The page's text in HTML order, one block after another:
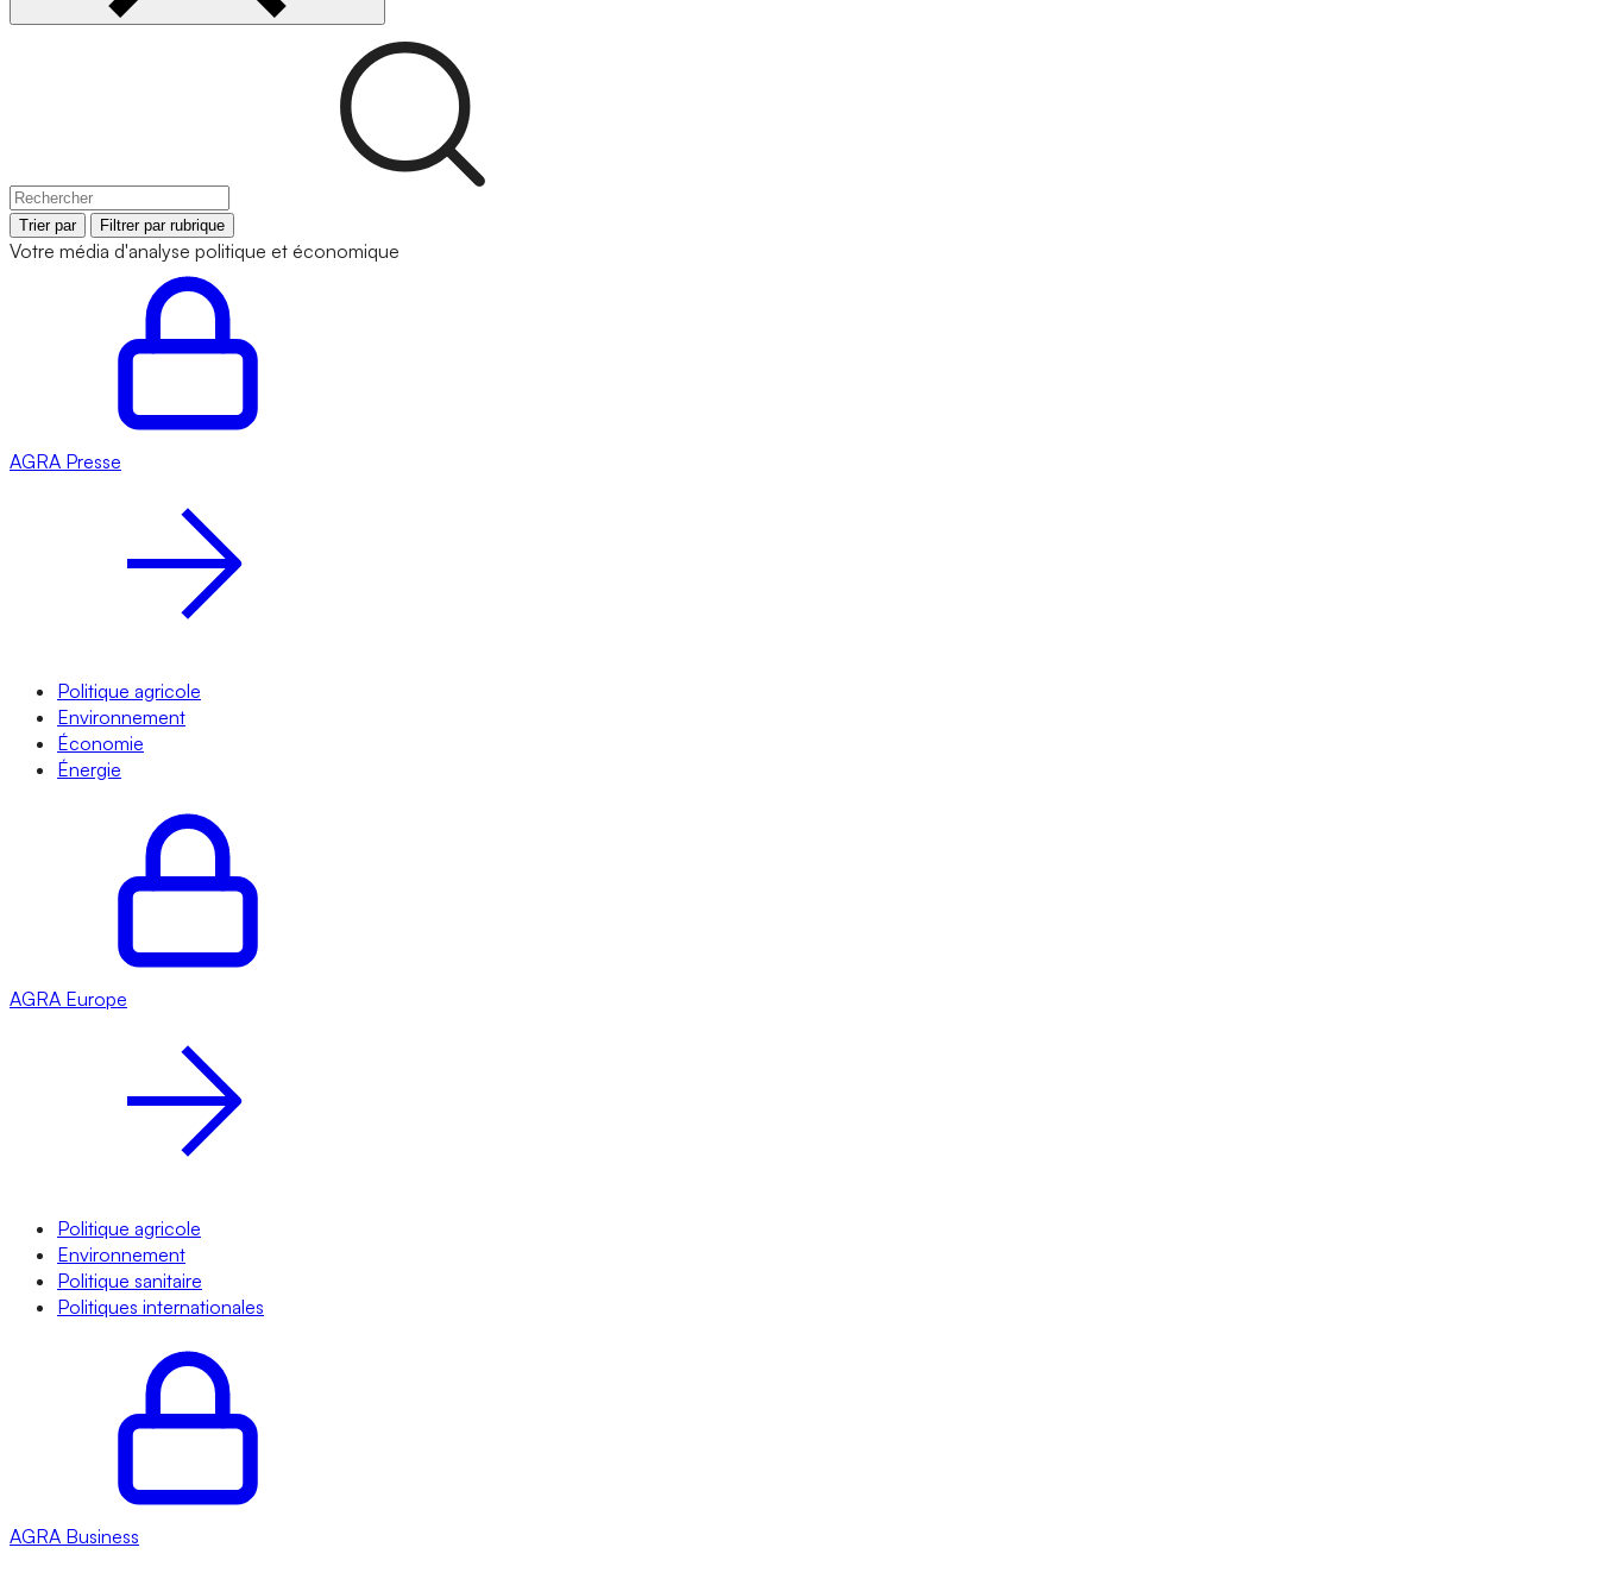
Trier par Filtrer par rubrique
Votre média d'analyse politique et économique
AGRA Presse
Politique agricole
Environnement
Économie
Énergie
AGRA Europe
Politique agricole
Environnement
Politique sanitaire
Politiques internationales
AGRA Business